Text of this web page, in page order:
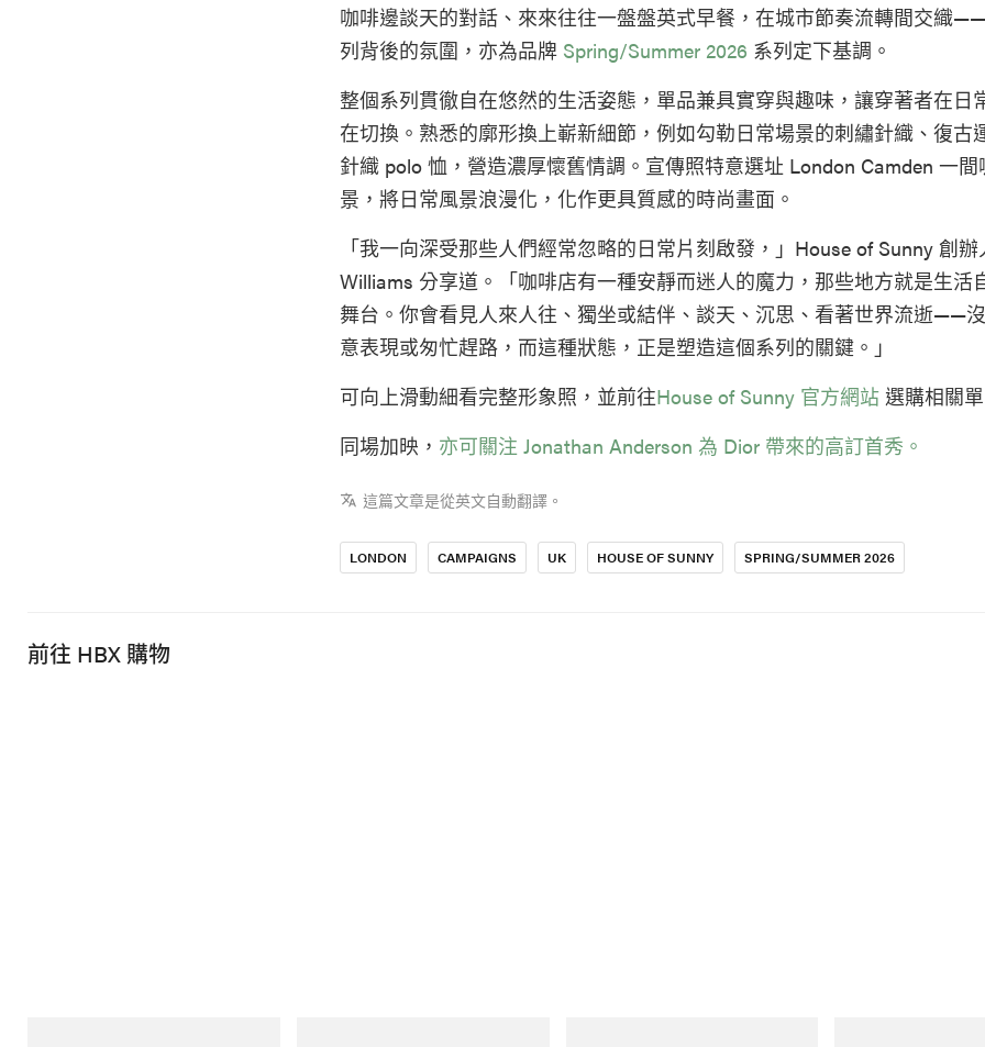
咖啡邊談天的對話、來來往往一盤盤英式早餐，在城市節奏流轉間交織
列背後的氛圍，亦為品牌 Spring/Summer 2026 系列定下基調。
整個系列貫徹自在悠然的生活姿態，單品兼具實穿與趣味，讓穿著者在日
在切換。熟悉的廓形換上嶄新細節，例如勾勒日常場景的刺繡針織、復古
針織 polo 恤，營造濃厚懷舊情調。宣傳照特意選址 London Camden 一
景，將日常風景浪漫化，化作更具質感的時尚畫面。
「我一向深受那些人們經常忽略的日常片刻啟發，」House of Sunny 創
Williams 分享道。「咖啡店有一種安靜而迷人的魔力，那些地方就是生活
舞台。你會看見人來人往、獨坐或結伴、談天、沉思、看著世界流逝——
意表現或匆忙趕路，而這種狀態，正是塑造這個系列的關鍵。」
可向上滑動細看完整形象照，並前往House of Sunny 官方網站 選購相關
同場加映， 亦可關注 Jonathan Anderson 為 Dior 帶來的高訂首秀。
這篇文章是從英文自動翻譯。
LONDON CAMPAIGNS UK HOUSE OF SUNNY SPRING/SUMMER 2026
前往 HBX 購物